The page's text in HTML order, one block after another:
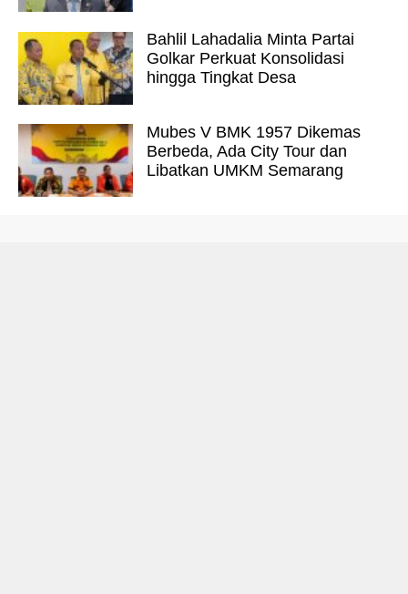
Bahlil Lahadalia Minta Partai
Golkar Perkuat Konsolidasi
hingga Tingkat Desa
Mubes V BMK 1957 Dikemas
Berbeda, Ada City Tour dan
Libatkan UMKM Semarang